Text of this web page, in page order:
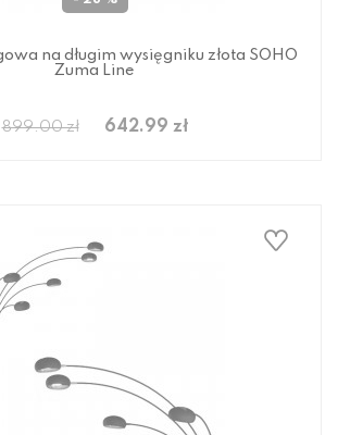
na długim wysięgniku złota SOHO
Zuma Line
899.00 zł 642.99 zł